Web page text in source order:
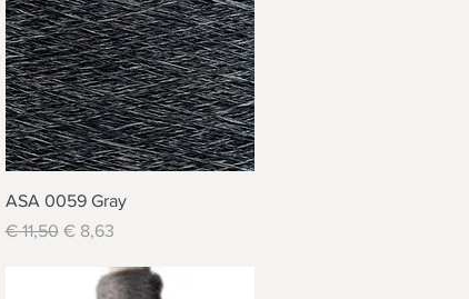
Schnellansicht
ASA 0059 Gray
Standardpreis
€ 11,50 Sale-Preis
€ 8,63